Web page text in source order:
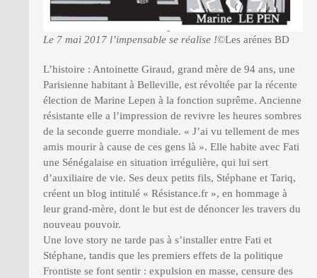
Le 7 mai 2017 l’impensable se réalise !©Les arénes BD
L’histoire : Antoinette Giraud, grand mère de 94 ans, une
Parisienne habitant à Belleville, est révoltée par la récente
élection de Marine Lepen à la fonction suprême. Ancienne
résistante elle a l’impression de revivre les heures sombres
de la seconde guerre mondiale. « J’ai vu tellement de mes
amis mourir à cause de ces gens là ». Elle habite avec Fati
une Sénégalaise en situation irrégulière, qui lui sert
d’auxiliaire de vie. Ses deux petits fils, Stéphane et Tariq,
créent un blog intitulé « Résistance.fr », en hommage à
leur grand-mère, dont le but est de dénoncer les travers du
nouveau pouvoir.
Une love story ne tarde pas à s’installer entre Fati et
Stéphane, tandis que les premiers effets de la politique
Frontiste se font sentir : expulsion en masse, censure des